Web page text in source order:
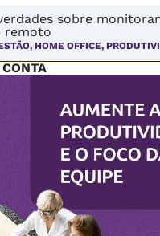
sobre
remoto
, HOME OFFICE,